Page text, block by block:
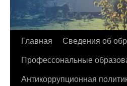
Перейти
содержимому
Главная
Сведения об
Профессональные
Антикоррупционная